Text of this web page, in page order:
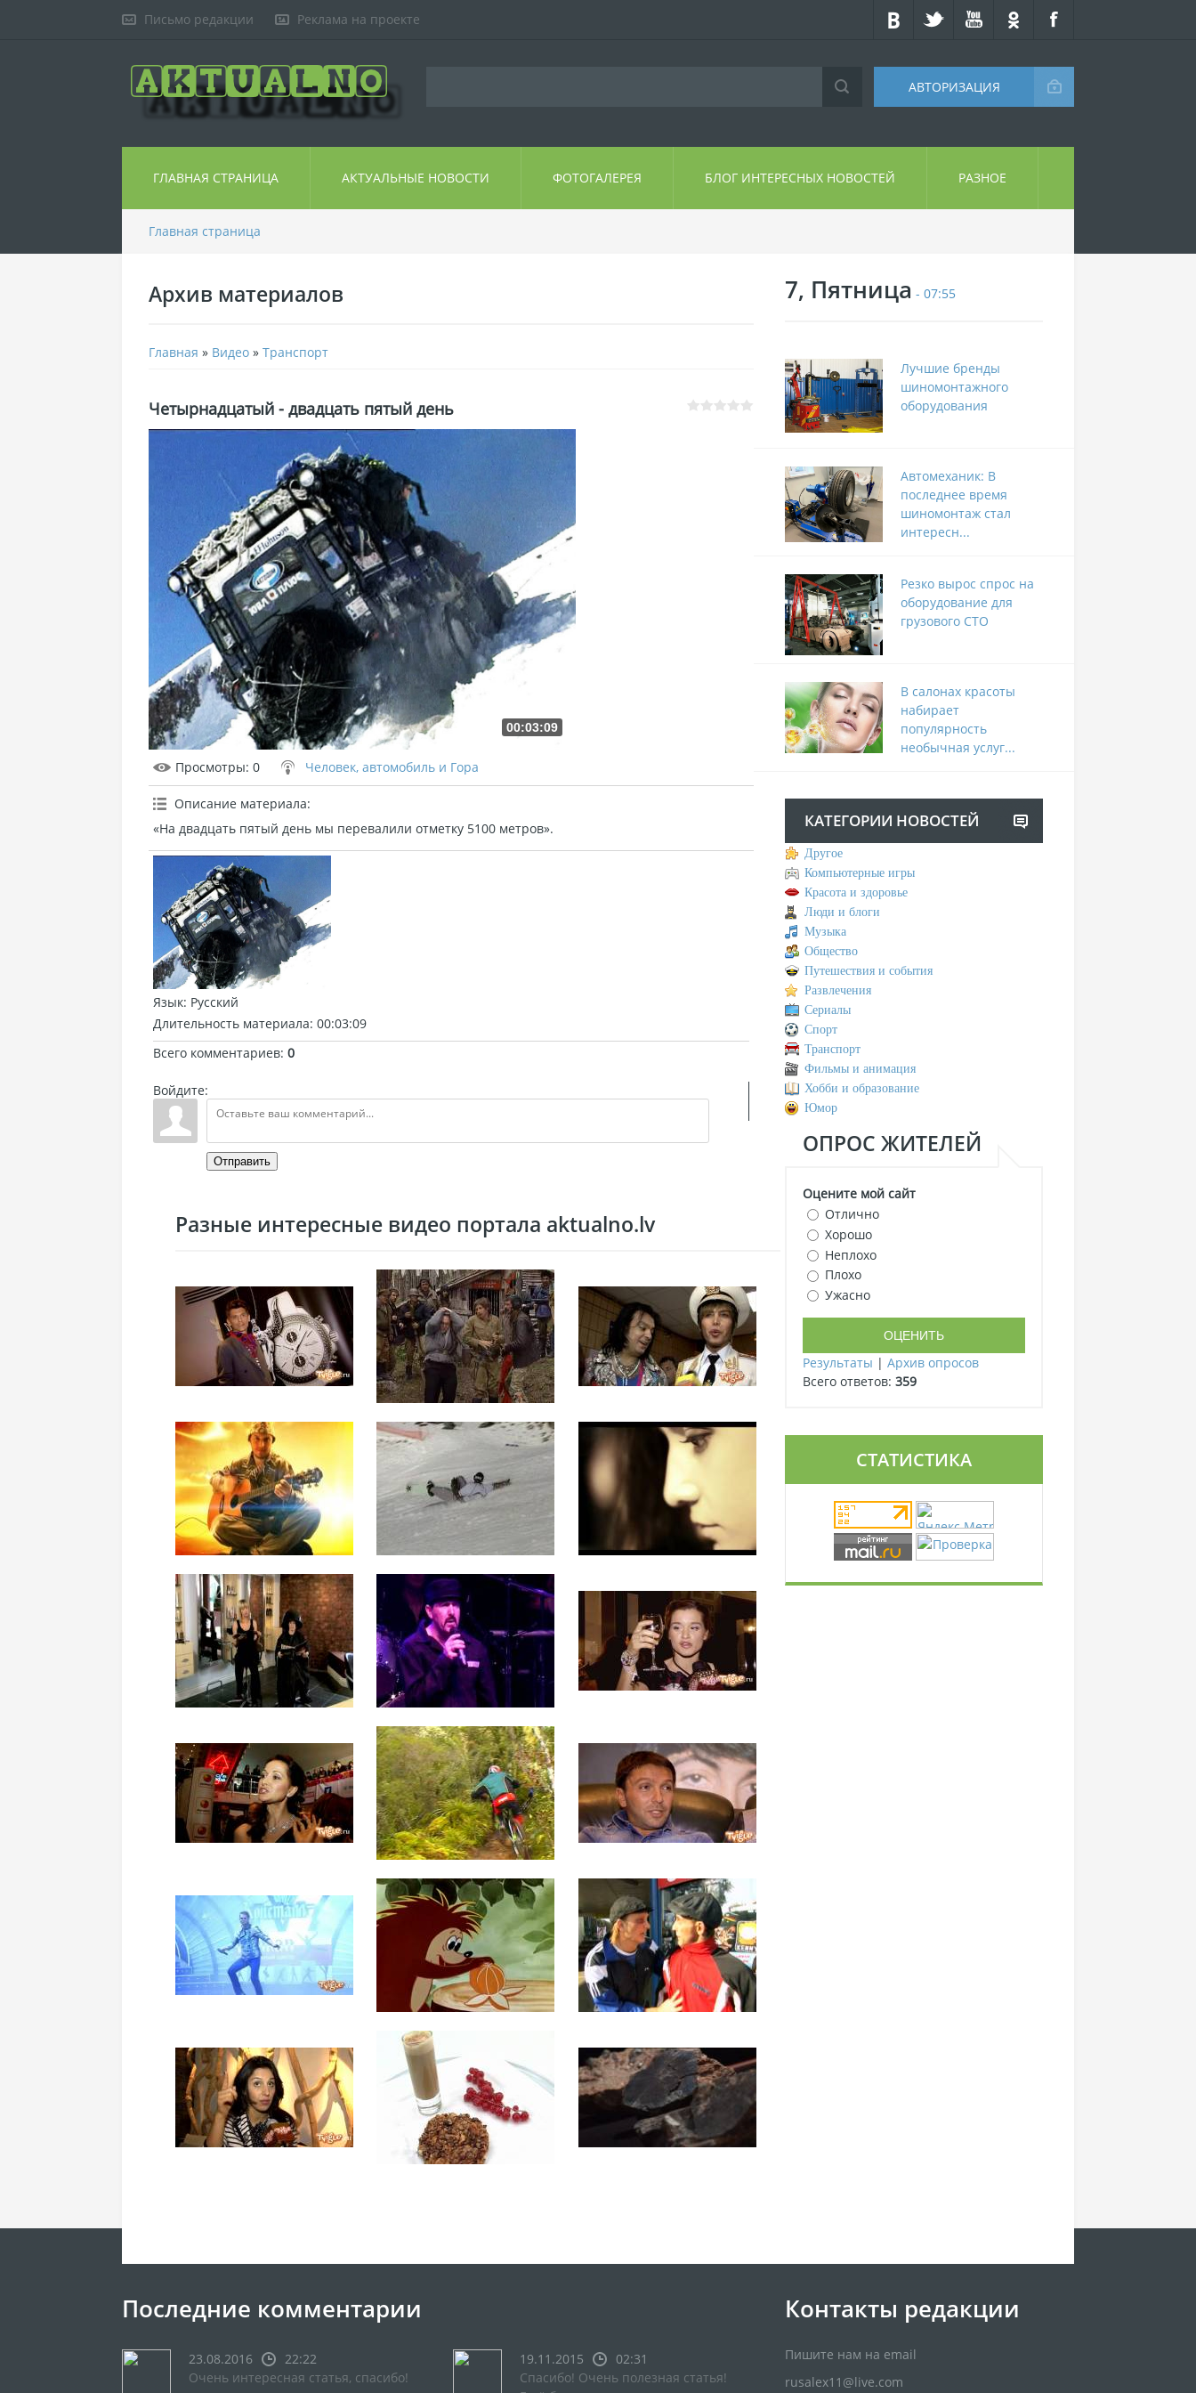
Письмо редакции Реклама на проекте
АВТОРИЗАЦИЯ
ГЛАВНАЯ СТРАНИЦА АКТУАЛЬНЫЕ НОВОСТИ ФОТОГАЛЕРЕЯ БЛОГ ИНТЕРЕСНЫХ НОВОСТЕЙ РАЗНОЕ
Главная страница
Архив материалов
Главная » Видео » Транспорт
Четырнадцатый - двадцать пятый день
00:03:09
Просмотры: 0 Человек, автомобиль и Гора
Описание материала:
«На двадцать пятый день мы перевалили отметку 5100 метров».
Язык: Русский
Длительность материала: 00:03:09
Всего комментариев: 0
Войдите:
Отправить
Разные интересные видео портала aktualno.lv
7, Пятница - 07:55
Лучшие бренды
шиномонтажного
оборудования
Автомеханик: В
последнее время
шиномонтаж стал
интересн...
Резко вырос спрос на
оборудование для
грузового СТО
В салонах красоты
набирает
популярность
необычная услуг...
КАТЕГОРИИ НОВОСТЕЙ
Другое
Компьютерные игры
Красота и здоровье
Люди и блоги
Музыка
Общество
Путешествия и события
Развлечения
Сериалы
Спорт
Транспорт
Фильмы и анимация
Хобби и образование
Юмор
ОПРОС ЖИТЕЛЕЙ
Оцените мой сайт
Отлично
Хорошо
Неплохо
Плохо
Ужасно
Результаты | Архив опросов
Всего ответов: 359
СТАТИСТИКА
Последние комментарии
23.08.2016
22:22
Очень интересная статья, спасибо!
19.11.2015
02:31
Спасибо! Очень полезная статья!
Контакты редакции
Пишите нам на email
rusalex11@live.com